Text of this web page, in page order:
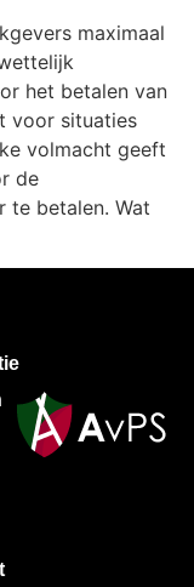
maximaal
het betalen van
voor situaties
volmacht geeft
de
te betalen. Wat